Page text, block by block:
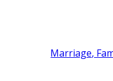
Marriage,